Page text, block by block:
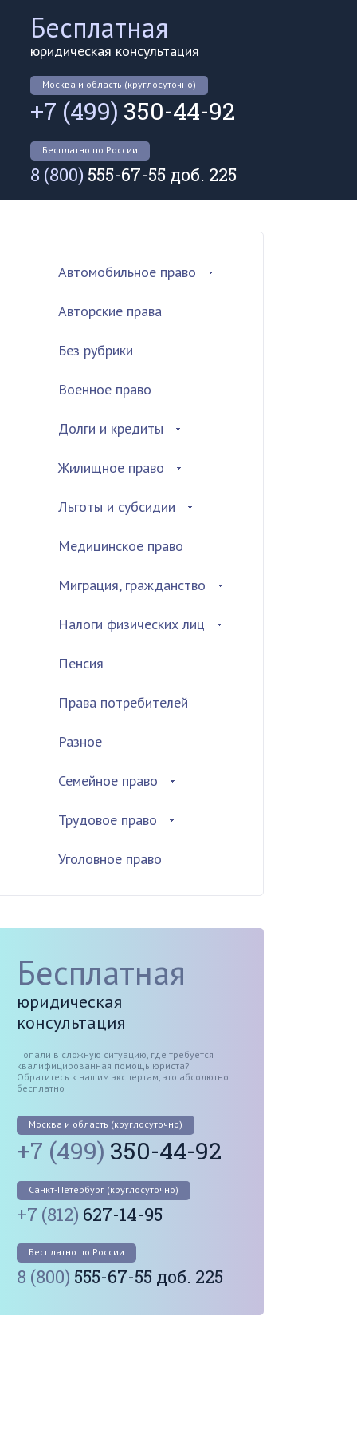
Бесплатная
юридическая консультация
Москва и область (круглосуточно)
+7 (499) 350-44-92
Бесплатно по России
8 (800) 555-67-55 доб. 225
Автомобильное право
Авторские права
Без рубрики
Военное право
Долги и кредиты
Жилищное право
Льготы и субсидии
Медицинское право
Миграция, гражданство
Налоги физических лиц
Пенсия
Права потребителей
Разное
Семейное право
Трудовое право
Уголовное право
Бесплатная
юридическая
консультация
Попали в сложную ситуацию, где требуется
квалифицированная помощь юриста?
Обратитесь к нашим экспертам, это абсолютно
бесплатно
Москва и область (круглосуточно)
+7 (499) 350-44-92
Санкт-Петербург (круглосуточно)
+7 (812) 627-14-95
Бесплатно по России
8 (800) 555-67-55 доб. 225